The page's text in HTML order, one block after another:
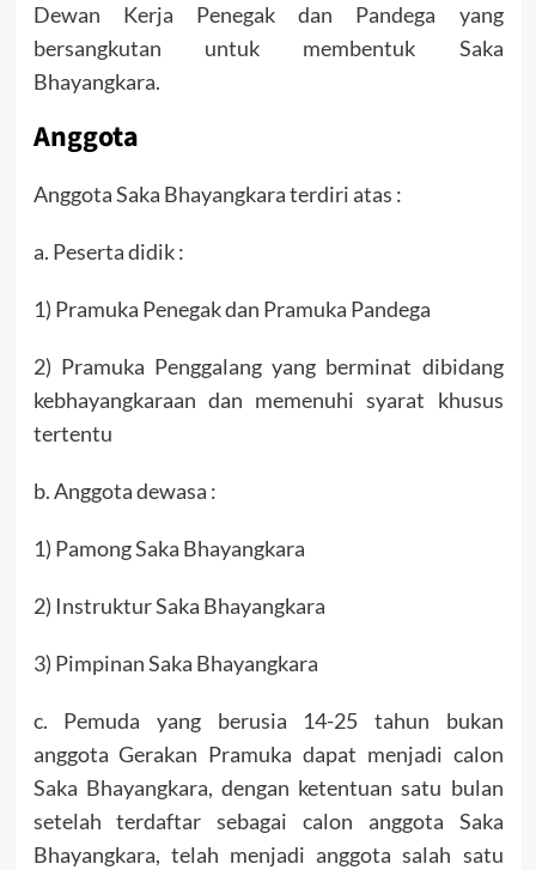
Dewan Kerja Penegak dan Pandega yang
bersangkutan untuk membentuk Saka
Bhayangkara.
Anggota
Anggota Saka Bhayangkara terdiri atas :
a. Peserta didik :
1) Pramuka Penegak dan Pramuka Pandega
2) Pramuka Penggalang yang berminat dibidang
kebhayangkaraan dan memenuhi syarat khusus
tertentu
b. Anggota dewasa :
1) Pamong Saka Bhayangkara
2) Instruktur Saka Bhayangkara
3) Pimpinan Saka Bhayangkara
c. Pemuda yang berusia 14-25 tahun bukan
anggota Gerakan Pramuka dapat menjadi calon
Saka Bhayangkara, dengan ketentuan satu bulan
setelah terdaftar sebagai calon anggota Saka
Bhayangkara, telah menjadi anggota salah satu